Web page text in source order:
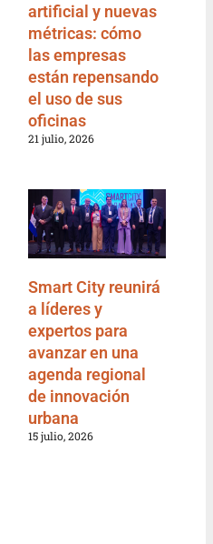
artificial y nuevas
métricas: cómo
las empresas
están repensando
el uso de sus
oficinas
21 julio, 2026
Smart City reunirá
a líderes y
expertos para
avanzar en una
agenda regional
de innovación
urbana
15 julio, 2026